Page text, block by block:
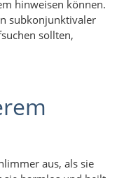
hinweisen können.
subkonjunktivaler
sollten,
aus, als sie